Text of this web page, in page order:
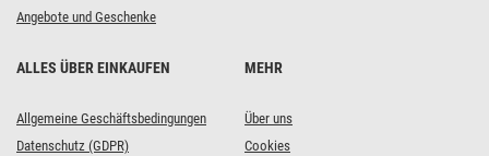
Angebote und Geschenke
ALLES ÜBER EINKAUFEN
Allgemeine Geschäftsbedingungen
Datenschutz (GDPR)
MEHR
Über uns
Cookies